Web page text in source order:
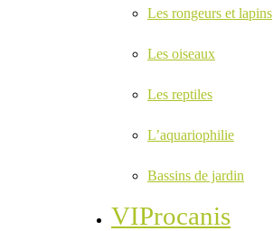
Les rongeurs et lapins
Les oiseaux
Les reptiles
L’aquariophilie
Bassins de jardin
VIProcanis